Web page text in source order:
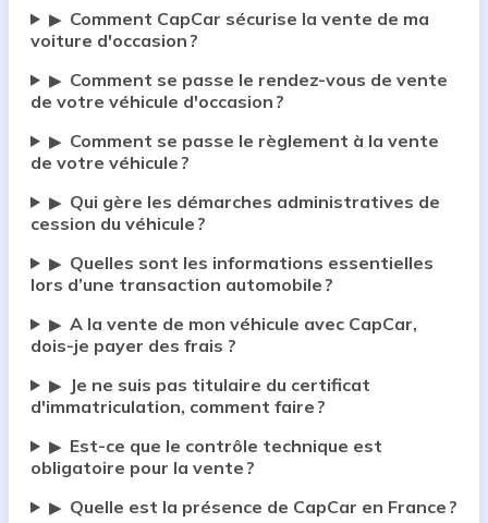
▶ Comment CapCar sécurise la vente de ma
voiture d'occasion ?
▶ Comment se passe le rendez-vous de vente
de votre véhicule d'occasion ?
▶ Comment se passe le règlement à la vente
de votre véhicule ?
▶ Qui gère les démarches administratives de
cession du véhicule ?
▶ Quelles sont les informations essentielles
lors d’une transaction automobile ?
▶ A la vente de mon véhicule avec CapCar,
dois-je payer des frais ?
▶
Je ne suis pas titulaire du certificat
d'immatriculation, comment faire ?
▶ Est-ce que le contrôle technique est
obligatoire pour la vente ?
▶ Quelle est la présence de CapCar en France ?